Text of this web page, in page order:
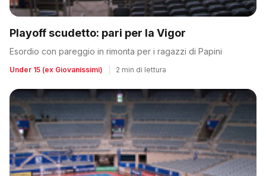
Playoff scudetto: pari per la Vigor
Esordio con pareggio in rimonta per i ragazzi di Papini
Under 15 (ex Giovanissimi) 2 min di lettura